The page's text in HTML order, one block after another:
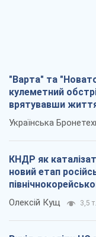
"Варта" та
кулеметний
врятувавши
Українська
КНДР як
новий етап
Олексій Кущ 3,5 т.